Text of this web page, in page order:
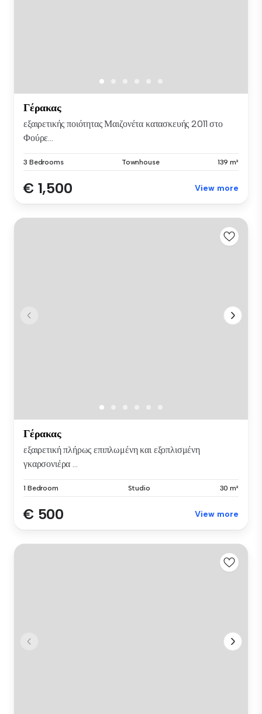
Γέρακας
εξαιρετικής ποιότητας Μαιζονέτα κατασκευής 2011 στο
Φούρε...
3 Bedrooms Townhouse 139 m²
€ 1,500 View more
Γέρακας
εξαιρετική πλήρως επιπλωμένη και εξοπλισμένη
γκαρσονιέρα ...
1 Bedroom Studio 30 m²
€ 500 View more